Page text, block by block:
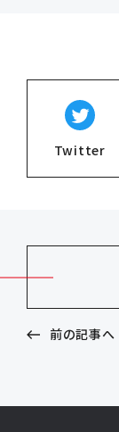
Twitter
前の記事へ